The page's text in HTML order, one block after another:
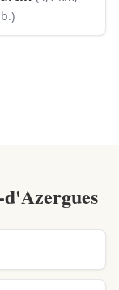
d'Azergues